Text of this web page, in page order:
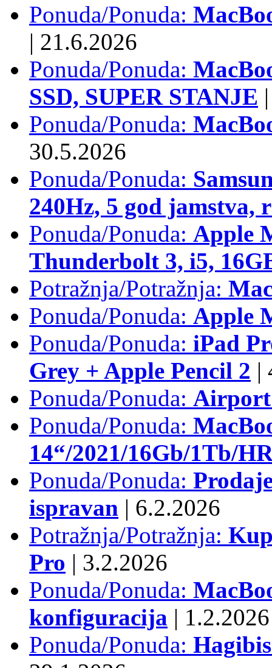
Ponuda/Ponuda:
| 21.6.2026
Ponuda/Ponuda:
SSD, SUPER STANJE |
Ponuda/Ponuda:
30.5.2026
Ponuda/Ponuda:
240Hz, 5 god jamstva,
Ponuda/Ponuda: Apple
Thunderbolt 3, i5,
Potražnja/Potražnja:
Ponuda/Ponuda: Apple
Ponuda/Ponuda: iPad
Grey + Apple Pencil 2 |
Ponuda/Ponuda: Airport
Ponuda/Ponuda:
14“/2021/16Gb/1Tb/
Ponuda/Ponuda:
ispravan | 6.2.2026
Potražnja/Potražnja:
Pro | 3.2.2026
Ponuda/Ponuda:
konfiguracija | 1.2.2026
Ponuda/Ponuda: